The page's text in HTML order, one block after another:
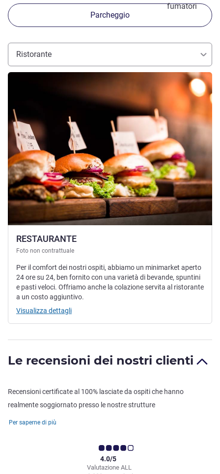
fumatori
Parcheggio
Ristorante
RESTAURANTE
Foto non contrattuale
Visualizza dettagli
Per il comfort dei nostri ospiti, abbiamo un minimarket aperto
24 ore su 24, ben fornito con una varietà di bevande, spuntini
e pasti veloci. Offriamo anche la colazione servita al ristorante
a un costo aggiuntivo.
Visualizza dettagli
Le recensioni dei nostri clienti
Recensioni certificate al 100% lasciate da ospiti che hanno
realmente soggiornato presso le nostre strutture
Per saperne di più
Valutazione ALL
4.0/5